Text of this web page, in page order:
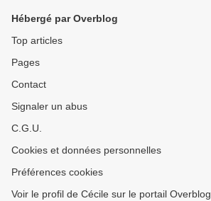
Hébergé par Overblog
Top articles
Pages
Contact
Signaler un abus
C.G.U.
Cookies et données personnelles
Préférences cookies
Voir le profil de Cécile sur le portail Overblog